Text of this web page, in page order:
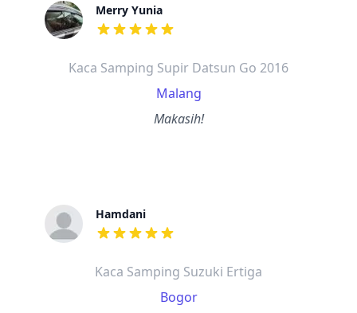
Merry Yunia
dari ulasan adalah bintang lima
Kaca Samping Supir Datsun Go 2016
Malang
Makasih!
Hamdani
dari ulasan adalah bintang lima
Kaca Samping Suzuki Ertiga
Bogor